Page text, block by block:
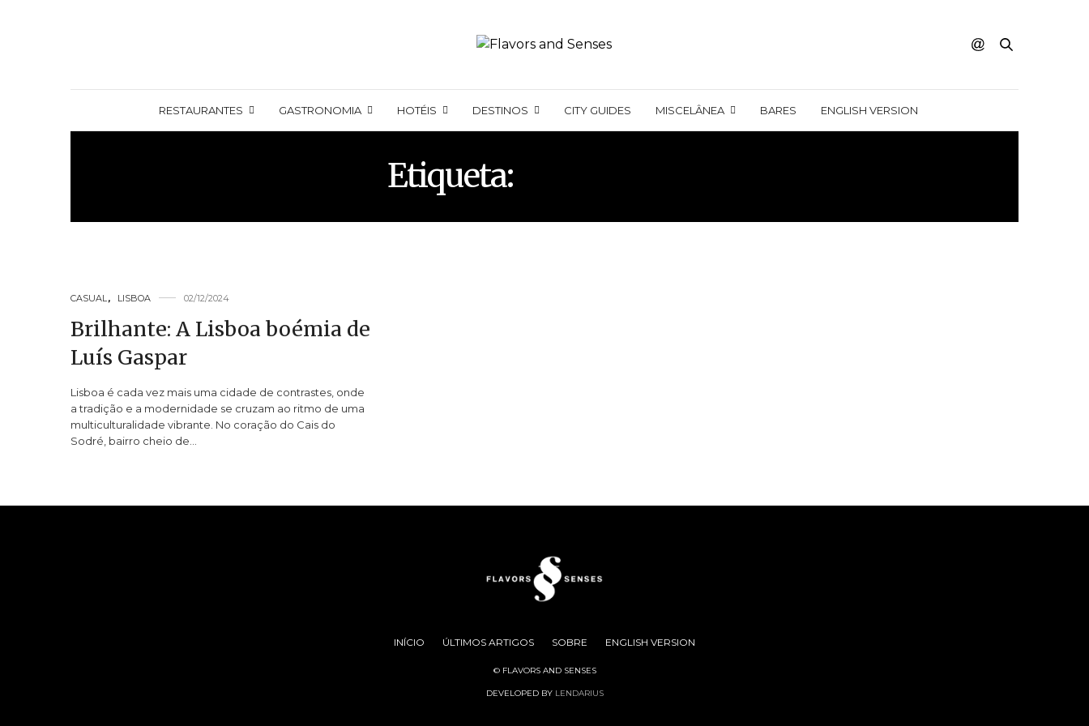
RESTAURANTES GASTRONOMIA HOTÉIS DESTINOS CITY GUIDES MISCELÂNEA BARES ENGLISH VERSION
Etiqueta:
CASUAL, LISBOA 02/12/2024
Brilhante: A Lisboa boémia de
Luís Gaspar
Lisboa é cada vez mais uma cidade de contrastes, onde
a tradição e a modernidade se cruzam ao ritmo de uma
multiculturalidade vibrante. No coração do Cais do
Sodré, bairro cheio de…
INÍCIO ÚLTIMOS ARTIGOS SOBRE ENGLISH VERSION
© FLAVORS AND SENSES
DEVELOPED BY LENDARIUS